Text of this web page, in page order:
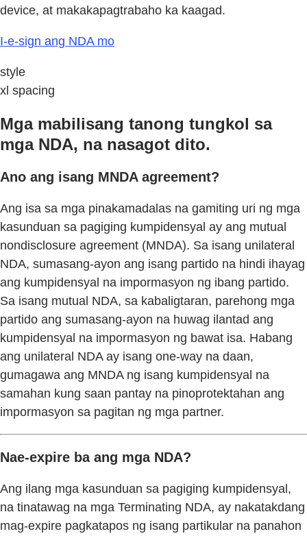
device, at makakapagtrabaho ka kaagad.
I-e-sign ang NDA mo
style
xl spacing
Mga mabilisang tanong tungkol sa
mga NDA, na nasagot dito.
Ano ang isang MNDA agreement?
Ang isa sa mga pinakamadalas na gamiting uri ng mga
kasunduan sa pagiging kumpidensyal ay ang mutual
nondisclosure agreement (MNDA). Sa isang unilateral
NDA, sumasang-ayon ang isang partido na hindi ihayag
ang kumpidensyal na impormasyon ng ibang partido.
Sa isang mutual NDA, sa kabaligtaran, parehong mga
partido ang sumasang-ayon na huwag ilantad ang
kumpidensyal na impormasyon ng bawat isa. Habang
ang unilateral NDA ay isang one-way na daan,
gumagawa ang MNDA ng isang kumpidensyal na
samahan kung saan pantay na pinoprotektahan ang
impormasyon sa pagitan ng mga partner.
Nae-expire ba ang mga NDA?
Ang ilang mga kasunduan sa pagiging kumpidensyal,
na tinatawag na mga Terminating NDA, ay nakatakdang
mag-expire pagkatapos ng isang partikular na panahon